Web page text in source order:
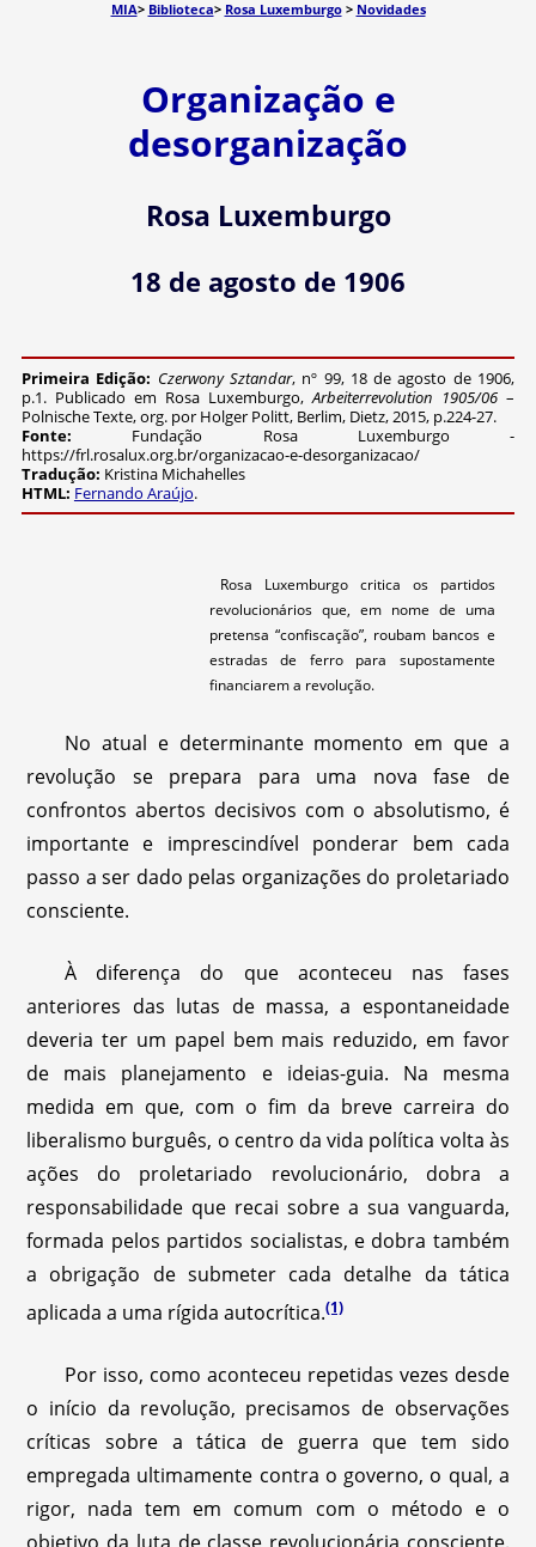
MIA> Biblioteca> Rosa Luxemburgo> Novidades
Organização e
desorganização
Rosa Luxemburgo
18 de agosto de 1906
Primeira Edição: Czerwony Sztandar, nº 99, 18 de agosto de 1906,
p.1. Publicado em Rosa Luxemburgo,Arbeiterrevolution 1905/06 –
Polnische Texte, org. por Holger Politt, Berlim, Dietz, 2015, p.224-27.
Fonte: Fundação Rosa Luxemburgo -
https://frl.rosalux.org.br/organizacao-e-desorganizacao/
Tradução: Kristina Michahelles
HTML: Fernando Araújo.
Rosa Luxemburgo critica os partidos
revolucionários que, em nome de uma
pretensa “confiscação”, roubam bancos e
estradas de ferro para supostamente
financiarem a revolução.
No atual e determinante momento em que a
revolução se prepara para uma nova fase de
confrontos abertos decisivos com o absolutismo, é
importante e imprescindível ponderar bem cada
passo a ser dado pelas organizações do proletariado
consciente.
À diferença do que aconteceu nas fases
anteriores das lutas de massa, a espontaneidade
deveria ter um papel bem mais reduzido, em favor
de mais planejamento e ideias-guia. Na mesma
medida em que, com o fim da breve carreira do
liberalismo burguês, o centro da vida política volta às
ações do proletariado revolucionário, dobra a
responsabilidade que recai sobre a sua vanguarda,
formada pelos partidos socialistas, e dobra também
a obrigação de submeter cada detalhe da tática
aplicada a uma rígida autocrítica.(1)
Por isso, como aconteceu repetidas vezes desde
o início da revolução, precisamos de observações
críticas sobre a tática de guerra que tem sido
empregada ultimamente contra o governo, o qual, a
rigor, nada tem em comum com o método e o